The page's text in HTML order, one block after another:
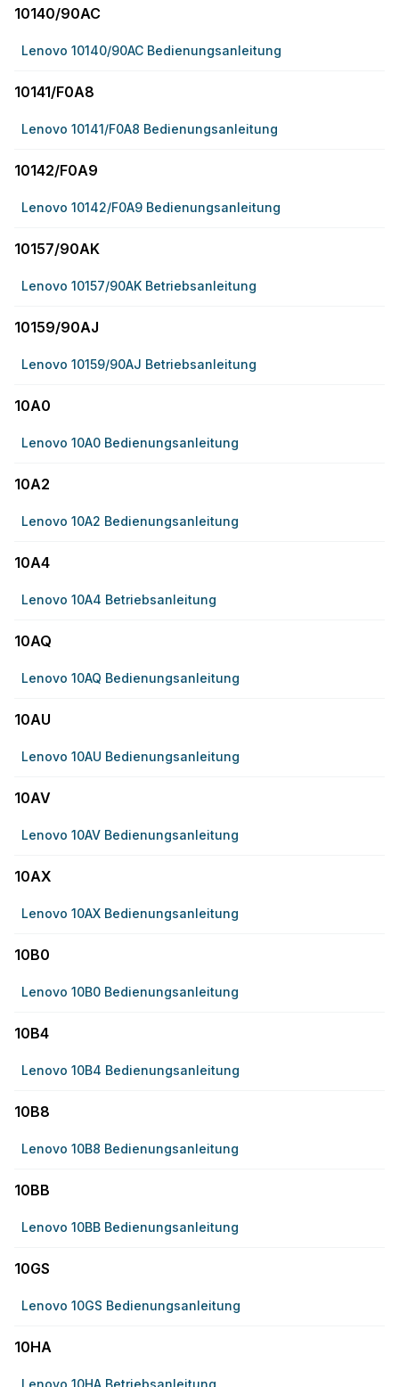
10140/90AC
Lenovo 10140/90AC Bedienungsanleitung
10141/F0A8
Lenovo 10141/F0A8 Bedienungsanleitung
10142/F0A9
Lenovo 10142/F0A9 Bedienungsanleitung
10157/90AK
Lenovo 10157/90AK Betriebsanleitung
10159/90AJ
Lenovo 10159/90AJ Betriebsanleitung
10A0
Lenovo 10A0 Bedienungsanleitung
10A2
Lenovo 10A2 Bedienungsanleitung
10A4
Lenovo 10A4 Betriebsanleitung
10AQ
Lenovo 10AQ Bedienungsanleitung
10AU
Lenovo 10AU Bedienungsanleitung
10AV
Lenovo 10AV Bedienungsanleitung
10AX
Lenovo 10AX Bedienungsanleitung
10B0
Lenovo 10B0 Bedienungsanleitung
10B4
Lenovo 10B4 Bedienungsanleitung
10B8
Lenovo 10B8 Bedienungsanleitung
10BB
Lenovo 10BB Bedienungsanleitung
10GS
Lenovo 10GS Bedienungsanleitung
10HA
Lenovo 10HA Betriebsanleitung